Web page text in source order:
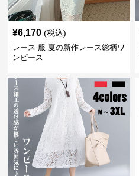
¥6,170 (税込)
レース 服 夏の新作レース総柄ワ
ンピース